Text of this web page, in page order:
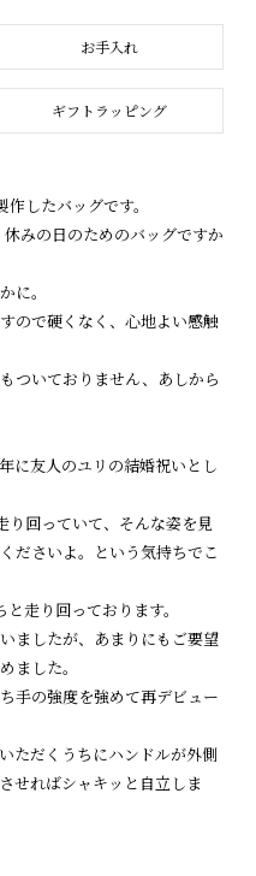
お手入れ
ギフトラッピング
したバッグです。
みの日のためのバッグですか
に。
ので硬くなく、心地よい感触
ついておりません、あしから
に友人のユリの結婚祝いとし
回っていて、そんな姿を見
ださいよ。という気持ちでこ
走り回っております。
ましたが、あまりにもご要望
ました。
手の強度を強めて再デビュー
ただくうちにハンドルが外側
せればシャキッと自立しま